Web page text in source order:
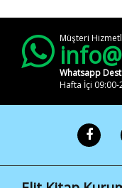
Müşteri
Whatsapp
Hafta İçi 09:00-